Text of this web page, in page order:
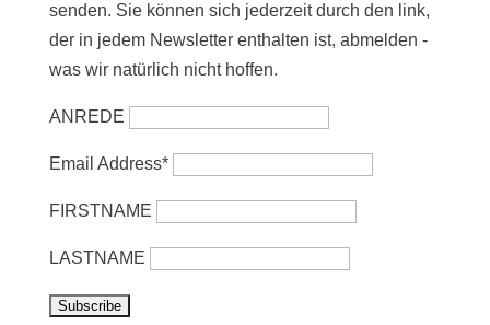
senden. Sie können sich jederzeit durch den link,
der in jedem Newsletter enthalten ist, abmelden -
was wir natürlich nicht hoffen.
ANREDE
Email Address*
FIRSTNAME
LASTNAME